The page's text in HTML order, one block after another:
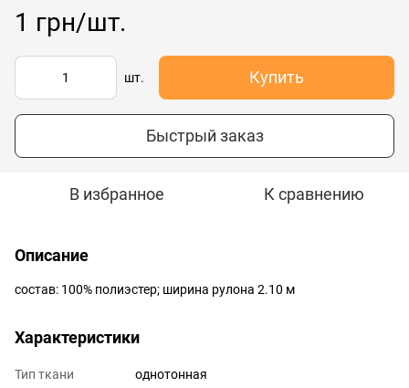
1 грн/шт.
шт. Купить
Быстрый заказ
В избранное К сравнению
Описание
состав: 100% полиэстер; ширина рулона 2.10 м
Характеристики
Тип ткани
однотонная